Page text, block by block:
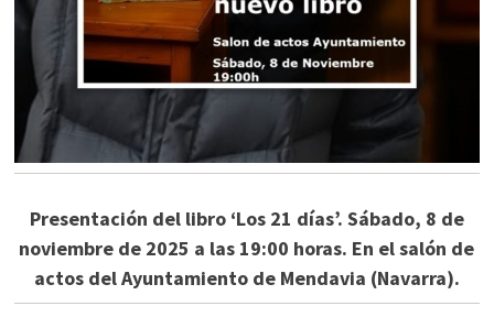
Presentación del libro ‘Los 21 días’. Sábado, 8 de
noviembre de 2025 a las 19:00 horas. En el salón de
actos del Ayuntamiento de Mendavia (Navarra).